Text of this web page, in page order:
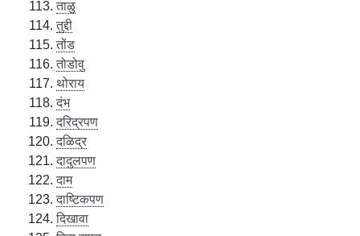
ताळु
तुद्दी
तोंड
तोडोवु
थोराय
दंभ
दरिद्रपण
दळिद्र
दादुलपण
दाम
दाष्टिकपण
दिखावा